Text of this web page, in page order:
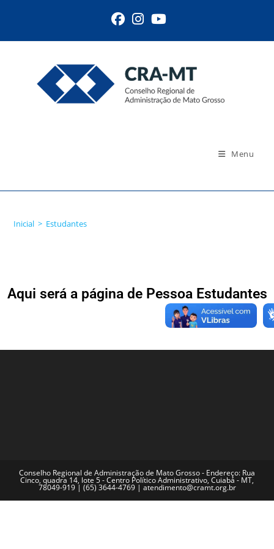
Menu
Inicial > Estudantes
Aqui será a página de Pessoa Estudantes
Conselho Regional de Administração de Mato Grosso - Endereço: Rua
Cinco, quadra 14, lote 5 - Centro Político Administrativo, Cuiabá - MT,
78049-919 | (65) 3644-4769 | atendimento@cramt.org.br